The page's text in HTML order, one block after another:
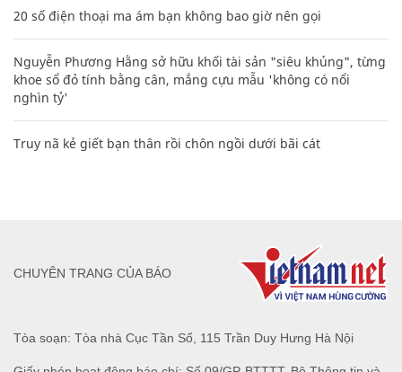
20 số điện thoại ma ám bạn không bao giờ nên gọi
Nguyễn Phương Hằng sở hữu khối tài sản "siêu khủng", từng
khoe sổ đỏ tính bằng cân, mắng cựu mẫu 'không có nổi
nghìn tỷ'
Truy nã kẻ giết bạn thân rồi chôn ngồi dưới bãi cát
Tòa soạn: Tòa nhà Cục Tần Số, 115 Trần Duy Hưng Hà Nội
CHUYÊN TRANG CỦA BÁO